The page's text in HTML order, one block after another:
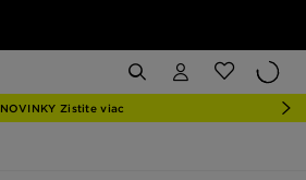
NOVINKY Zistite viac